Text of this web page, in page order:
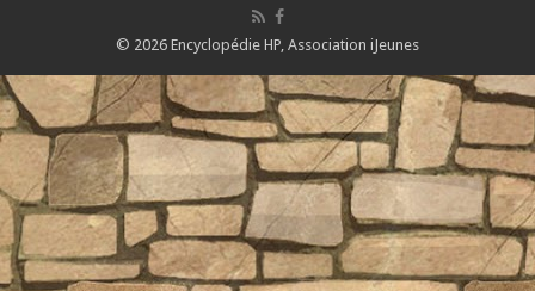
© 2026 Encyclopédie HP, Association iJeunes